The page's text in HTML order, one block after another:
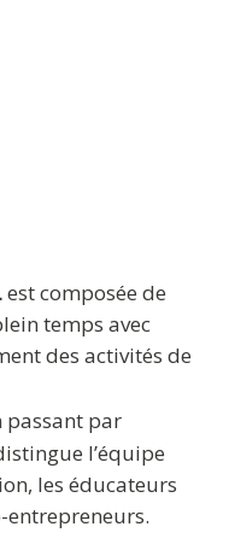
est composée de
temps avec
des activités de
passant par
l’équipe
les éducateurs